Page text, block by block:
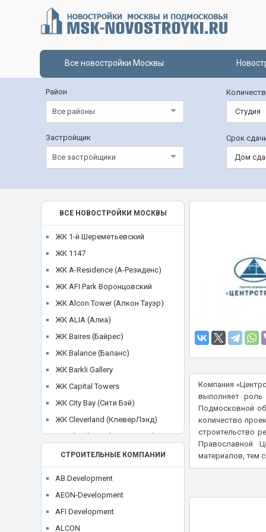
Все новостройки Москвы
Район
Все районы Студия
Застройщик
Все застройщики
Срок
Дом
ВСЕ НОВОСТРОЙКИ МОСКВЫ
ЖК 1-й Шереметьевский
ЖК 1147
ЖК A-Residence (А-Резиденс)
ЖК AFI Park Воронцовский
ЖК Alcon Tower (Алкон Тауэр)
ЖК ALIA (Алиа)
ЖК Baires (Байрес)
ЖК Balance (Баланс)
ЖК Barkli Gallery
ЖК Capital Towers
ЖК City Bay (Сити Бэй)
ЖК Cleverland (КлеверЛэнд)
ЖК Cloud Nine (Клауд Найн)
ЖК Crystal
ЖК CULT
СТРОИТЕЛЬНЫЕ КОМПАНИИ
AB Development
AEON-Development
AFI Development
ALCON
Компания
выполняет роль
Подмосковной
количество
строительство
Православной
материалов, тем